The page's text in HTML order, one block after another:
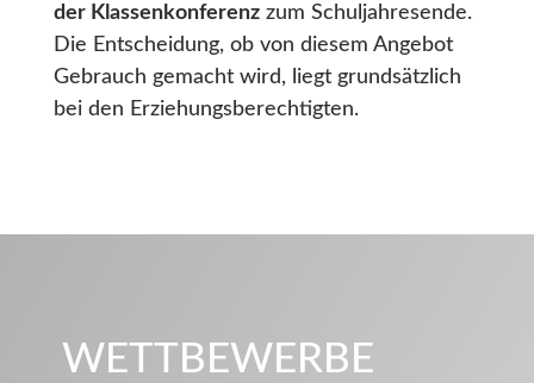
der Klassenkonferenzzum Schuljahresende.
Die Entscheidung, ob von diesem Angebot
Gebrauch gemacht wird, liegt grundsätzlich
bei den Erziehungsberechtigten.
WETTBEWERBE